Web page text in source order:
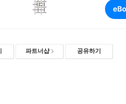
파트너샵 공유하기